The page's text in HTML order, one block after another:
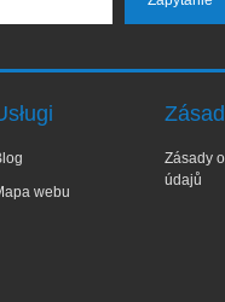
webu
Zásady
údajů